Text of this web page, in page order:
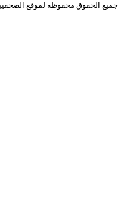
جميع الحقوق محفوظة لموقع الصحفيين